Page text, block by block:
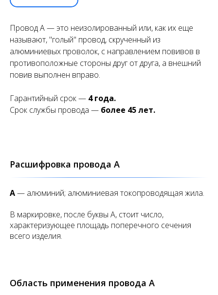
Провод А — это неизолированный или, как их еще
называют, "голый" провод, скрученный из
алюминиевых проволок, с направлением повивов в
противоположные стороны друг от друга, а внешний
повив выполнен вправо.
Гарантийный срок — 4 года.
Срок службы провода — более 45 лет.
Расшифровка провода А
А— алюминий; алюминиевая токопроводящая жила.
В маркировке, после буквы А, стоит число,
характеризующее площадь поперечного сечения
всего изделия.
Область применения провода А